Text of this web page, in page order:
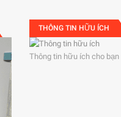
THÔNG TIN HỮU ÍCH
Thông tin hữu ích cho bạn